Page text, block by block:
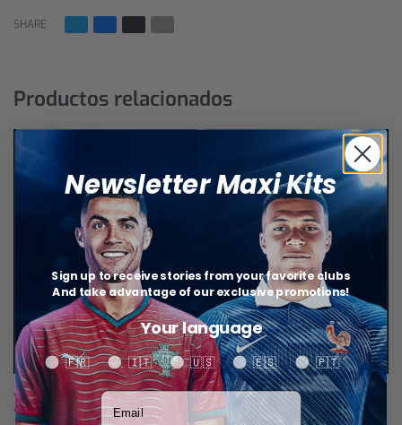
SHARE
Productos relacionados
Vasco Da Gama jersey local 26/27 –
Versión Jugador
Vasco Da Gama jersey visitante
26/27 – Versión Jugador
Newsletter Maxi Kits
Sign up to receive stories from your favorite clubs
And take advantage of our exclusive promotions!
Your language
Your language
🇫🇷 🇮🇹 🇺🇸 🇪🇸 🇵🇹
Votre adresse email